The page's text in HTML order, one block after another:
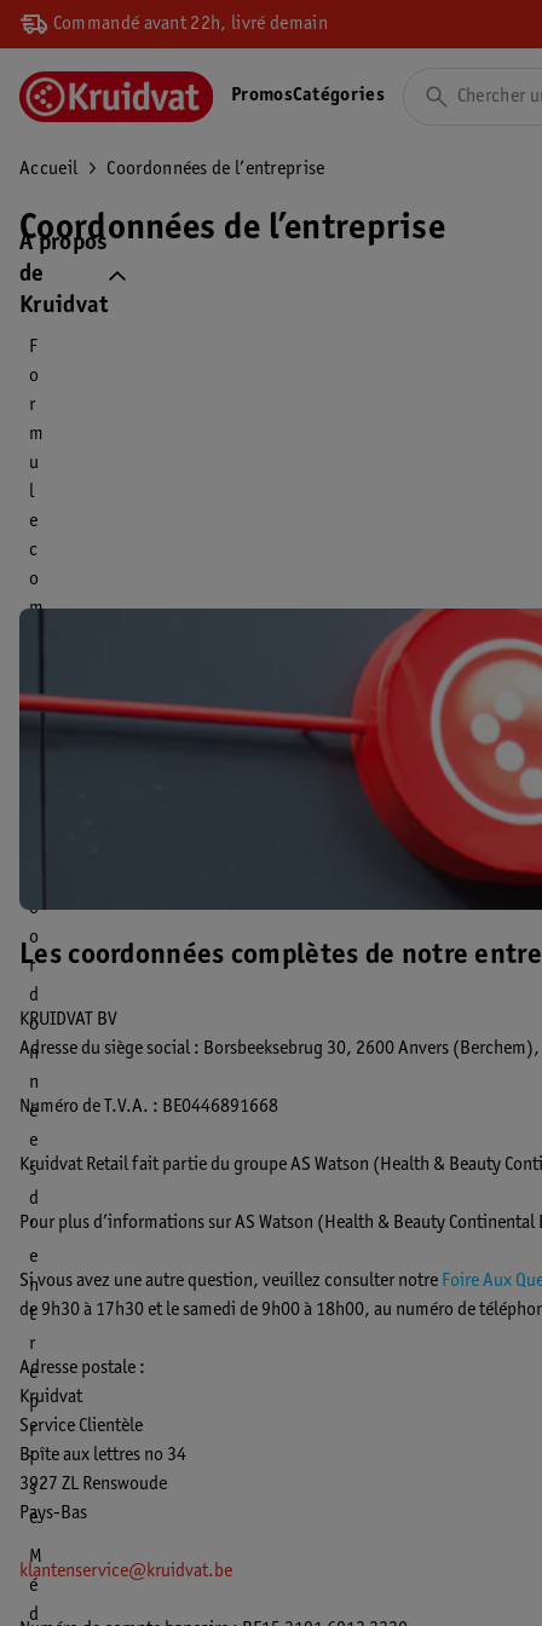
Commandé avant 22h, livré demain
PromosCatégories
Accueil Coordonnées de l’entreprise
Coordonnées de l’entreprise
À propos
de
Kruidvat
F
o
r
m
u
l
e
c
o
m
r
o
o
r
d
o
n
n
é
e
s
d
'
e
n
t
r
e
p
r
i
s
e
M
é
d
Les coordonnées complètes de notre
KRUIDVAT BV
Adresse du siège social : Borsbeeksebrug 30, 2600 Anvers
Numéro de T.V.A. : BE0446891668
Kruidvat Retail fait partie du groupe AS Watson (Health & Beauty
Pour plus d’informations sur AS Watson (Health & Beauty
Si vous avez une autre question, veuillez consulter notre Foire Aux
de 9h30 à 17h30 et le samedi de 9h00 à 18h00, au numéro de
Adresse postale :
Kruidvat
Service Clientèle
Boîte aux lettres no 34
3927 ZL Renswoude
Pays-Bas
klantenservice@kruidvat.be